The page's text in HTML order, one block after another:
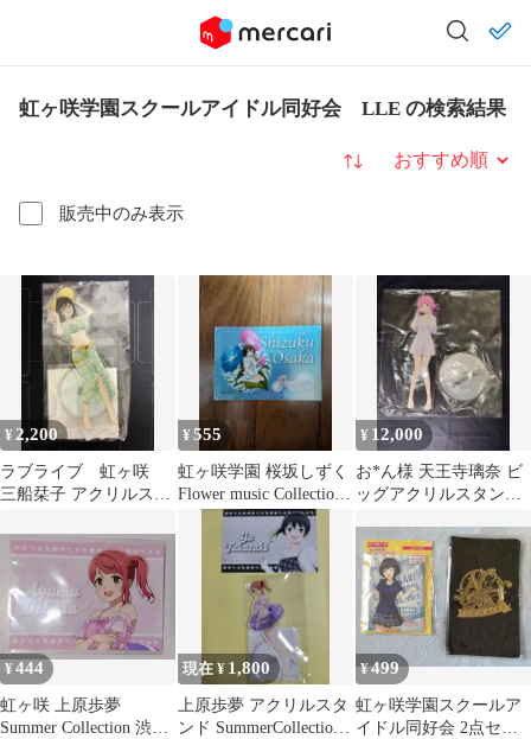
虹ヶ咲学園スクールアイドル同好会 LLE の検索結果
販売中のみ表示
並び替え
¥ 2,200
ラブライブ 虹ヶ咲
三船栞子 アクリルスタ
¥555
虹ヶ咲学園 桜坂しずく
Flower music Collection
特典カード
¥ 12,000
お*ん様 天王寺璃奈 ビ
ッグアクリルスタンド
¥444
虹ヶ咲 上原歩夢
Summer Collection 渋谷
現在 ¥ 1,800
上原歩夢 アクリルスタ
ンド SummerCollection
¥499
虹ヶ咲学園スクールア
イドル同好会 2点セッ